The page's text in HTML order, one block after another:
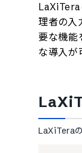
LaXiTera
理者の入
要な機能
な導入が
LaXiTera